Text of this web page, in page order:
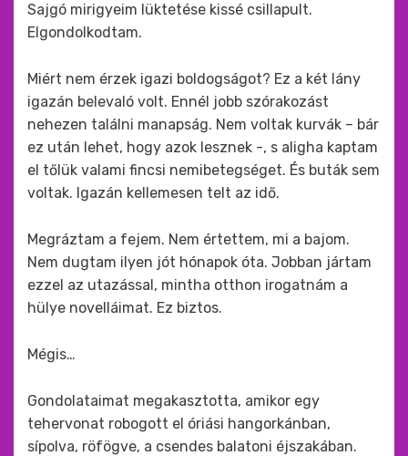
Sajgó mirigyeim lüktetése kissé csillapult.
Elgondolkodtam.
Miért nem érzek igazi boldogságot? Ez a két lány
igazán belevaló volt. Ennél jobb szórakozást
nehezen találni manapság. Nem voltak kurvák – bár
ez után lehet, hogy azok lesznek -, s aligha kaptam
el tőlük valami fincsi nemibetegséget. És buták sem
voltak. Igazán kellemesen telt az idő.
Megráztam a fejem. Nem értettem, mi a bajom.
Nem dugtam ilyen jót hónapok óta. Jobban jártam
ezzel az utazással, mintha otthon irogatnám a
hülye novelláimat. Ez biztos.
Mégis…
Gondolataimat megakasztotta, amikor egy
tehervonat robogott el óriási hangorkánban,
sípolva, röfögve, a csendes balatoni éjszakában.